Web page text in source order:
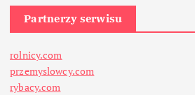
Partnerzy serwisu
rolnicy.com
przemyslowcy.com
rybacy.com